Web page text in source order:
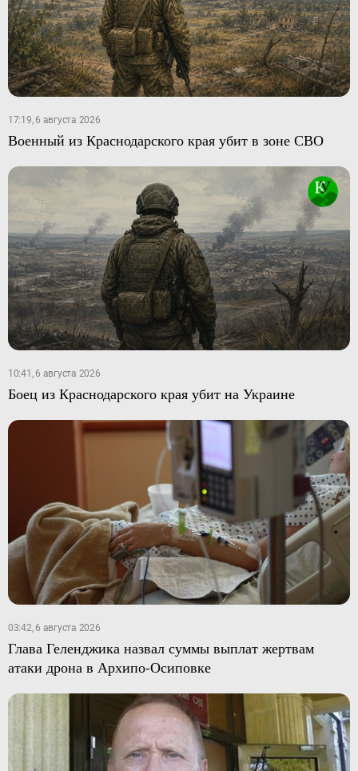
17:19, 6 августа 2026
Военный из Краснодарского края убит в зоне СВО
10:41, 6 августа 2026
Боец из Краснодарского края убит на Украине
03:42, 6 августа 2026
Глава Геленджика назвал суммы выплат жертвам
атаки дрона в Архипо-Осиповке